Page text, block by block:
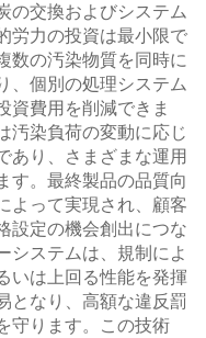
の交換およびシステム
労力の投資は最小限で
数の汚染物質を同時に
、個別の処理システム
資費用を削減できま
汚染負荷の変動に応じ
あり、さまざまな運用
す。最終製品の品質向
よって実現され、顧客
設定の機会創出につな
システムは、規制によ
いは上回る性能を発揮
となり、高額な違反罰
守ります。この技術